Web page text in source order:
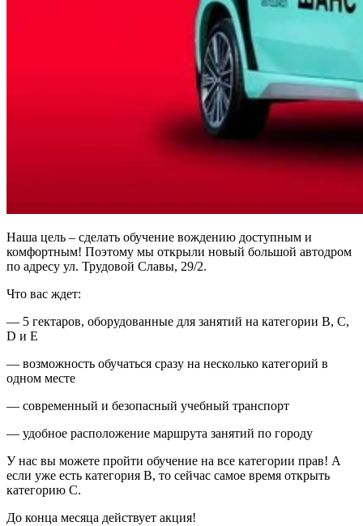
Наша цель – сделать обучение вождению доступным и
комфортным! Поэтому мы открыли новый большой автодром
по адресу ул. Трудовой Славы, 29/2.
Что вас ждет:
— 5 гектаров, оборудованные для занятий на категории В, С,
D и E
— возможность обучаться сразу на несколько категорий в
одном месте
— современный и безопасный учебный транспорт
— удобное расположение маршрута занятий по городу
У нас вы можете пройти обучение на все категории прав! А
если уже есть категория В, то сейчас самое время открыть
категорию С.
До конца месяца действует акция!